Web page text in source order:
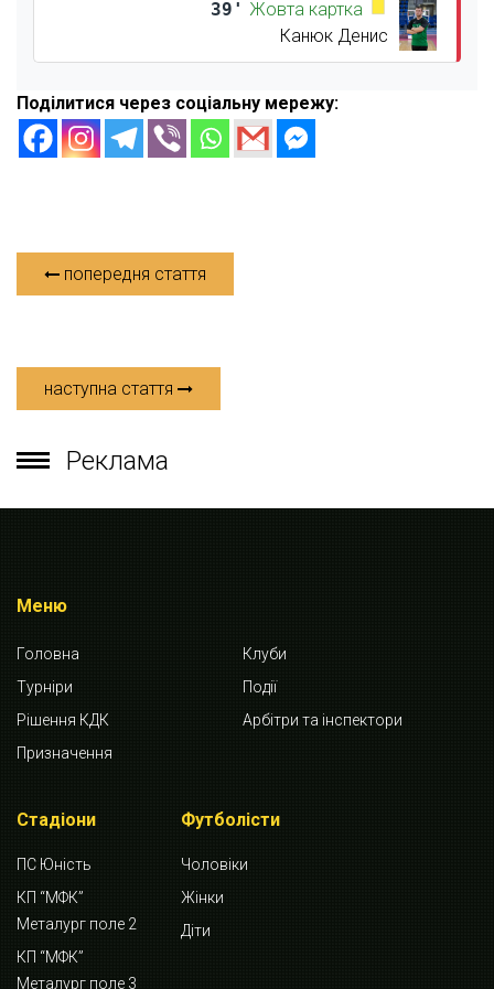
39' Жовта картка
Канюк Денис
Поділитися через соціальну мережу:
попередня стаття
наступна стаття
Реклама
Меню
Головна
Клуби
Турніри
Події
Рішення КДК
Арбітри та інспектори
Призначення
Стадіони
ПС Юність
КП “МФК”
Металург поле 2
КП “МФК”
Металург поле 3
Футболісти
Чоловіки
Жінки
Діти